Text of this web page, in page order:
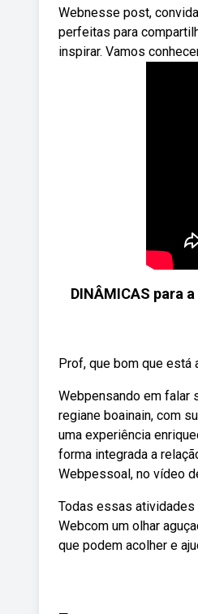
Webnesse post,
perfeitas para
inspirar. Vamos
DINÂMICAS para
Prof, que bom que está
Webpensando em falar
regiane boainain, com
uma experiência
forma integrada a
Webpessoal, no vídeo
Todas essas
Webcom um olhar
que podem acolher e